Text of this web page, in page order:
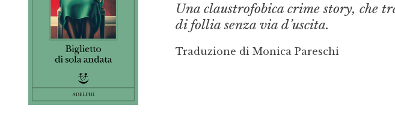
Una claustrofobica crime story, che
di follia senza via d’uscita.
Traduzione di Monica Pareschi